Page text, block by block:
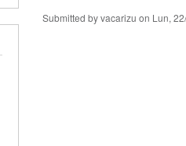
Submitted byvacarizu on Lun,